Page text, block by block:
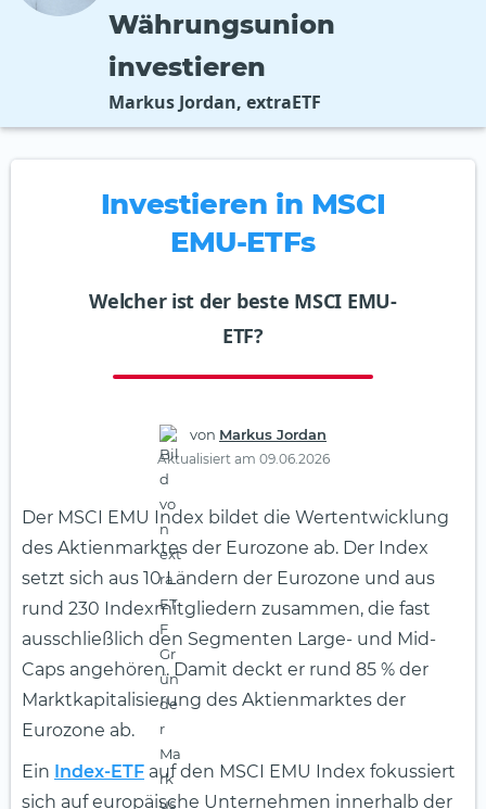
Währungsunion
investieren
Markus Jordan, extraETF
Investieren in MSCI
EMU-ETFs
Welcher ist der beste MSCI EMU-
ETF?
von Markus Jordan
Aktualisiert am 09.06.2026
Der MSCI EMU Index bildet die Wertentwicklung
des Aktienmarktes der Eurozone ab. Der Index
setzt sich aus 10 Ländern der Eurozone und aus
rund 230 Indexmitgliedern zusammen, die fast
ausschließlich den Segmenten Large- und Mid-
Caps angehören. Damit deckt er rund 85 % der
Marktkapitalisierung des Aktienmarktes der
Eurozone ab.
Ein Index-ETF auf den MSCI EMU Index fokussiert
sich auf europäische Unternehmen innerhalb der